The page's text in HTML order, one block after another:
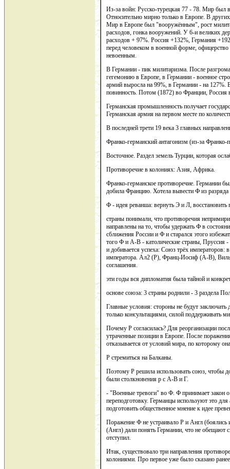
Из-за войн: Русско-турецкая 77 - 78. Мир был
Относительно мирно только в Европе. В
Мир в Европе был "вооружённым", рост
расходов, гонка вооружений. У 6-и великих
расходов + 97%. Россия +132%, Германия
перед человеком в военной форме,
невоенным.
В Германии - пик милитаризма. После
гегемонию в Европе, в Германии - военное
армий выросла на 99%, в Германии - на 127%.
повинность. Потом (1872) во Франции,
Германская промышленность получает
Германская армия на первом месте по
В последней трети 19 века 3 главных
Франко-германский антагонизм (из-за Франко-
Восточное. Раздел земель Турции, которая
Противоречие в колониях: Азия, Африка.
Франко-германское противоречие. Германии
добила Францию. Хотела вывести Ф из
Ф - идея реванша: вернуть Э и Л, восстановить
страны понимали, что противоречия
направлены на то, чтобы удержать Ф в
сближения России и Ф и старался этого
того Ф и А-В - католические страны, Пруссия
и добивается успеха: Союз трёх императоров:
императора. Ал2 (Р), Франц-Иосиф (А-В),
соглашения.
эти годы вся дипломатия была тайной и
основе союза: 3 страны роднили - 3 раздела
Главные условия: стороны не будут
только консультациями, силой поддерживать
Почему Р согласилась? Для реорганизации
утраченные позиции в Европе. После
отказывается от условий мира, по которому
Р стремиться на Балканы.
Поэтому Р решила использовать союз, чтобы
были столкновения р с А-В и Г.
- "Военные тревоги" во Ф. Ф принимает закон
переподготовку. Германцы используют это
подготовить общественное мнение к идее
Поражение Ф не устраивало Р и Англ
(Англ) дали понять Германии, что не обещают
отступил.
Итак, существовало три направления
колониями. Про первое уже было сказано